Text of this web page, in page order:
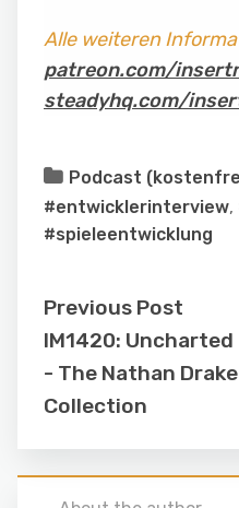
Alle weiteren
patreon.com/
steadyhq.com/
Podcast
#entwicklerinterview,
#spieleentwicklung
Previous Post
IM1420: Uncharted
- The Nathan Drake
Collection